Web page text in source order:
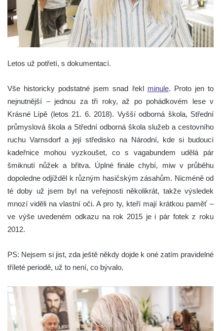
Letos už potřetí, s dokumentací.
Vše historicky podstatné jsem snad řekl minule. Proto jen to
nejnutnější – jednou za tři roky, až po pohádkovém lese v
Krásné Lípě (letos 21. 6. 2018). Vyšší odborná škola, Střední
průmyslová škola a Střední odborná škola služeb a cestovního
ruchu Varnsdorf a její středisko na Národní, kde si budoucí
kadeřnice mohou vyzkoušet, co s vagabundem udělá pár
šmiknutí nůžek a břitva. Úplné finále chybí, miw v průběhu
dopoledne odjížděl k různým hasičským zásahům. Nicméně od
té doby už jsem byl na veřejnosti několikrát, takže výsledek
mnozí viděli na vlastní oči. A pro ty, kteří mají krátkou paměť –
ve výše uvedeném odkazu na rok 2015 je i pár fotek z roku
2012.
PS: Nejsem si jist, zda ještě někdy dojde k oné zatím pravidelné
tříleté periodě, už to není, co bývalo.